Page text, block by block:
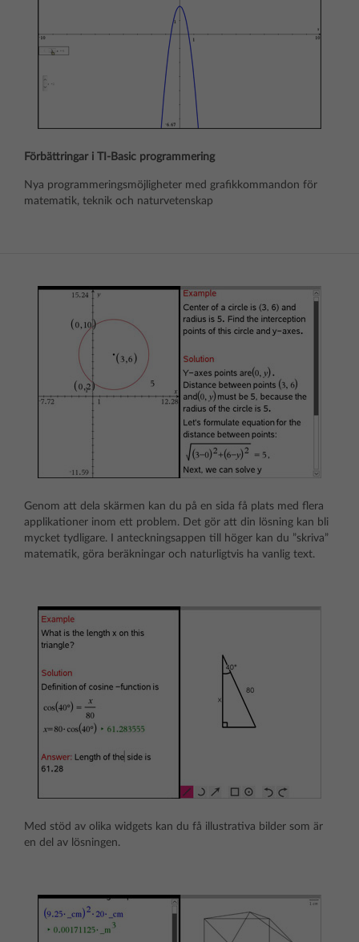
Förbättringar i TI-Basic programmering
Nya programmeringsmöjligheter med grafikkommandon för
matematik, teknik och naturvetenskap
Genom att dela skärmen kan du på en sida få plats med flera
applikationer inom ett problem. Det gör att din lösning kan bli
mycket tydligare. I anteckningsappen till höger kan du ”skriva”
matematik, göra beräkningar och naturligtvis ha vanlig text.
Med stöd av olika widgets kan du få illustrativa bilder som är
en del av lösningen.